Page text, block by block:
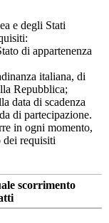
e degli Stati
di appartenenza
italiana, di
Repubblica;
data di scadenza
di partecipazione.
in ogni momento,
dei requisiti
scorrimento